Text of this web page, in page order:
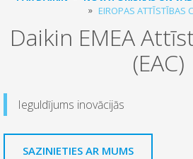
EIROPAS ATTĪSTĪBAS
Daikin EMEA
(EAC)
Ieguldījums inovācijās
SAZINIETIES AR MUMS